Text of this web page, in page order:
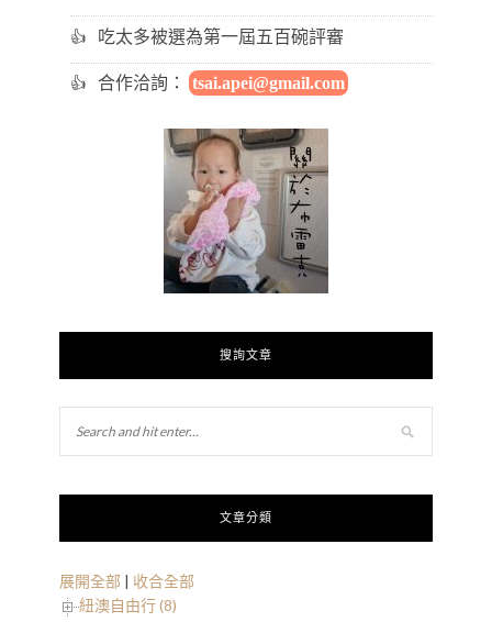
吃太多被選為第一屆五百碗評審
合作洽詢： tsai.apei@gmail.com
搜詢文章
文章分類
展開全部 | 收合全部
紐澳自由行 (8)